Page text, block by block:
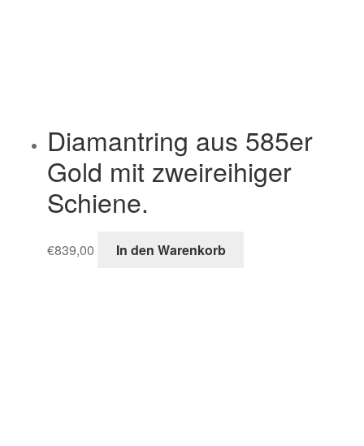
Diamantring aus 585er
Gold mit zweireihiger
Schiene.
€839,00 In den Warenkorb